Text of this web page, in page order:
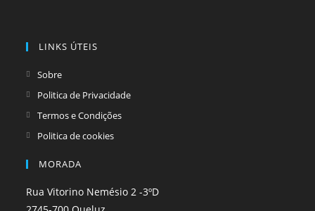
tab
LINKS ÚTEIS
Sobre
Politica de Privacidade
Termos e Condições
Politica de cookies
MORADA
Rua Vitorino Nemésio 2 -3ºD